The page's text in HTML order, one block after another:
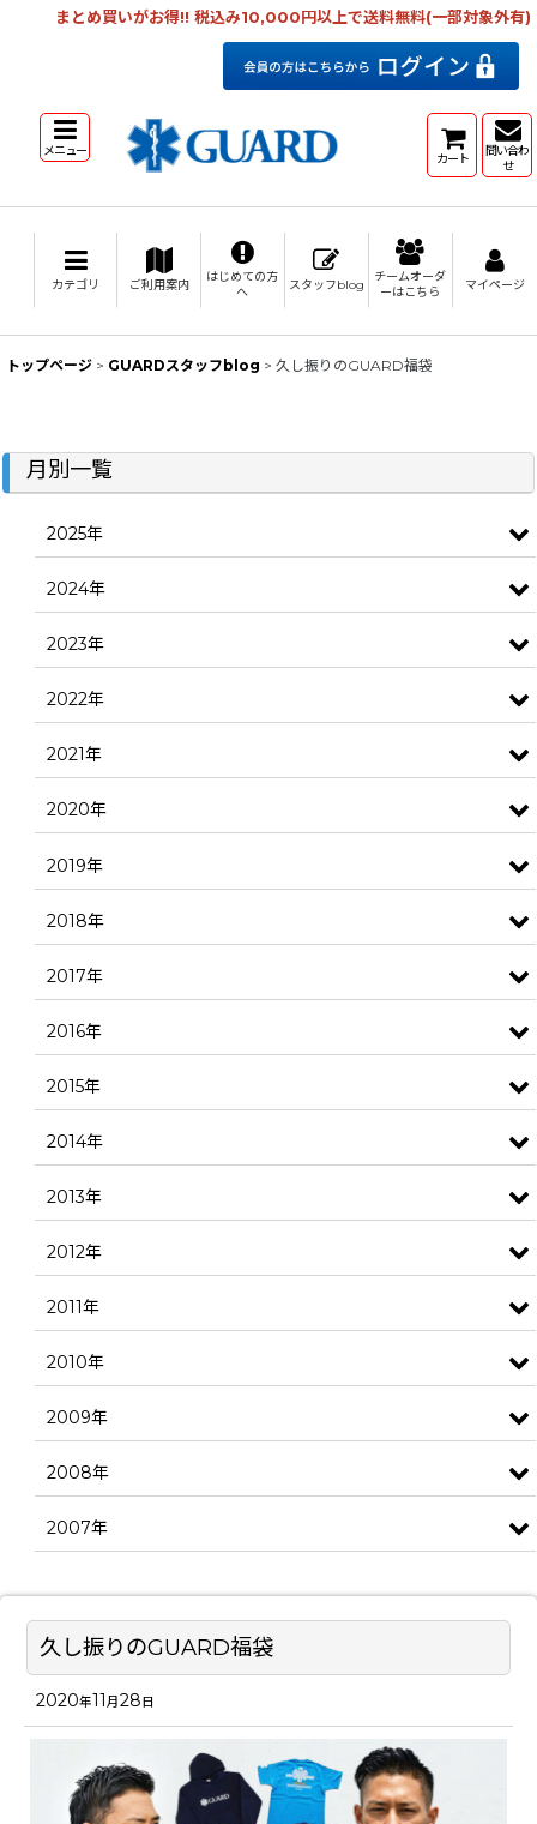
まとめ買いがお得!! 税込み10,000円以上で送料無料(一部対象外有)
メニュー カート
問い合わ
せ
カテゴリ ご利用案内
はじめての方
へ
スタッフblog
チームオーダ
ーはこちら
マイページ
トップページ > GUARDスタッフblog > 久し振りのGUARD福袋
久し振りのGUARD福袋
2020年11月28日
月別一覧
2025年
2024年
2023年
2022年
2021年
2020年
2019年
2018年
2017年
2016年
2015年
2014年
2013年
2012年
2011年
2010年
2009年
2008年
2007年